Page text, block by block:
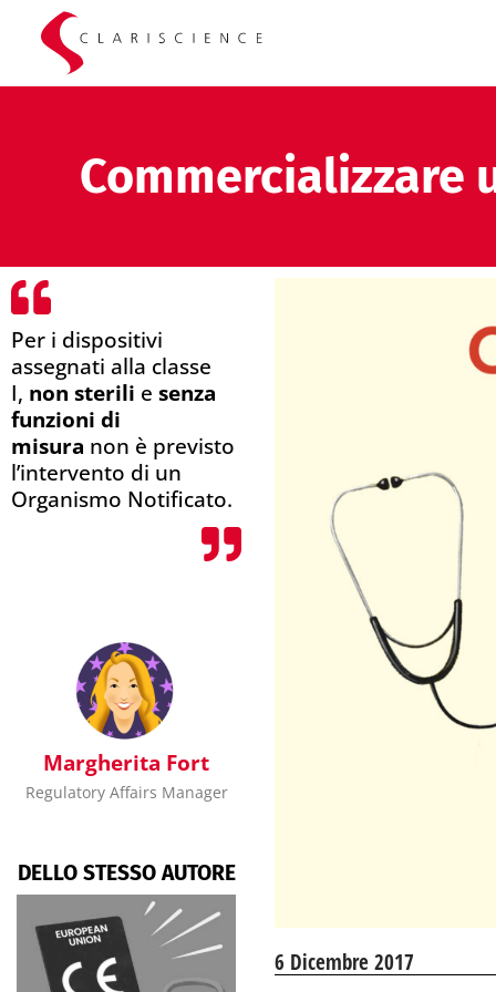
Commercializzare
Per i dispositivi
assegnati alla classe
I, non sterili e senza
funzioni di
misura non è previsto
l’intervento di un
Organismo Notificato.
Margherita Fort
Regulatory Affairs Manager
DELLO STESSO AUTORE
6 Dicembre 2017